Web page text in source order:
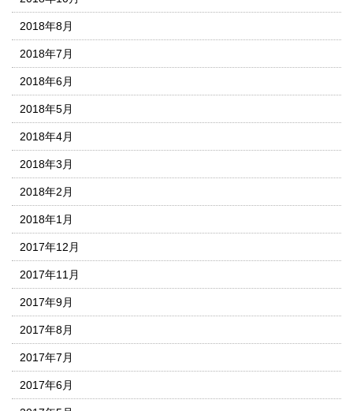
2018年8月
2018年7月
2018年6月
2018年5月
2018年4月
2018年3月
2018年2月
2018年1月
2017年12月
2017年11月
2017年9月
2017年8月
2017年7月
2017年6月